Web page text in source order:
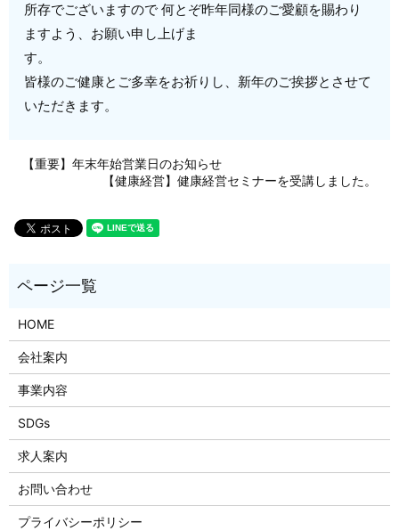
所存でございますので 何とぞ昨年同様のご愛顧を賜わり
ますよう、お願い申し上げま
す。
皆様のご健康とご多幸をお祈りし、新年のご挨拶とさせて
いただきます。
【重要】年末年始営業日のお知らせ
【健康経営】健康経営セミナーを受講しました。
HOME
会社案内
事業内容
SDGs
求人案内
お問い合わせ
プライバシーポリシー